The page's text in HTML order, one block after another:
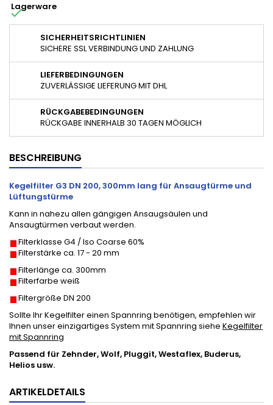

Lagerware
SICHERHEITSRICHTLINIEN
SICHERE SSL VERBINDUNG UND ZAHLUNG
LIEFERBEDINGUNGEN
ZUVERLÄSSIGE LIEFERUNG MIT DHL
RÜCKGABEBEDINGUNGEN
RÜCKGABE INNERHALB 30 TAGEN MÖGLICH
BESCHREIBUNG
Kegelfilter G3 DN 200, 300mm lang für Ansaugtürme und
Lüftungstürme
Kann in nahezu allen gängigen Ansaugsäulen und
Ansaugtürmen verbaut werden.
Filterklasse G4 / Iso Coarse 60%
Filterstärke ca. 17 - 20 mm
Filterlänge ca. 300mm
Filterfarbe weiß
Filtergröße DN 200
Sollte Ihr Kegelfilter einen Spannring benötigen, empfehlen wir
Ihnen unser einzigartiges System mit Spannring siehe Kegelfilter
mit Spannring
Passend für Zehnder, Wolf, Pluggit,Westaflex, Buderus,
Helios usw.
ARTIKELDETAILS